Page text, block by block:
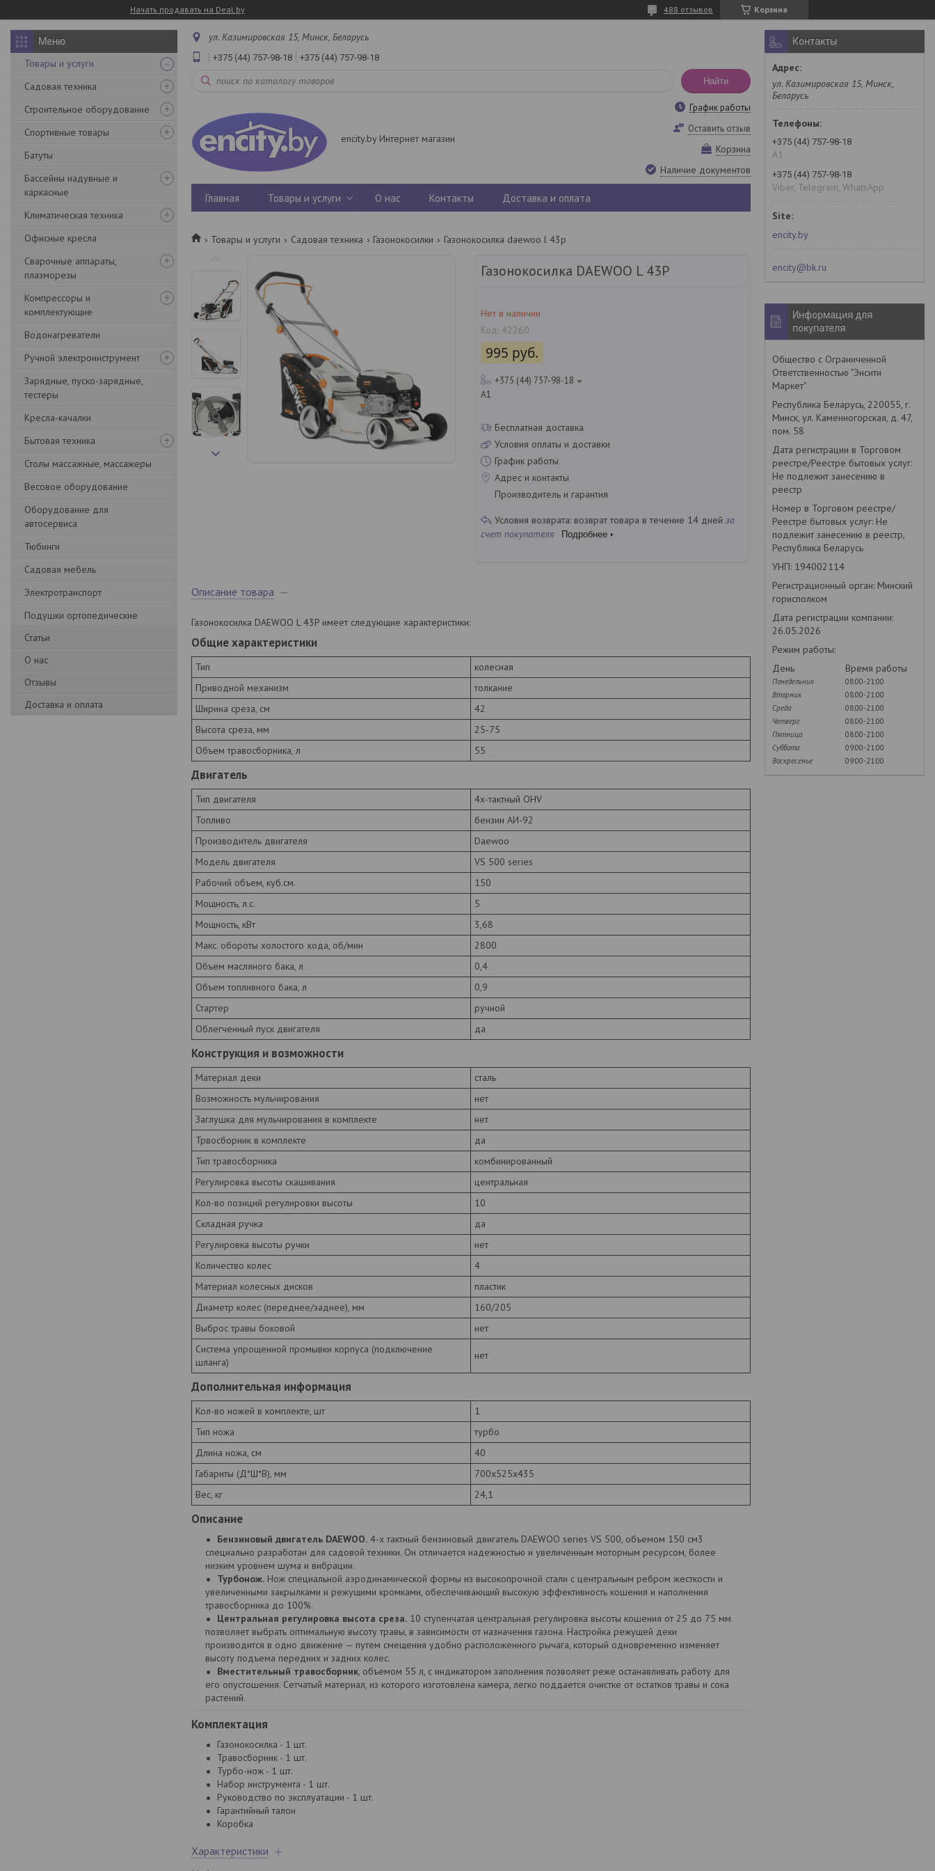
Начать продавать на Deal.by Корзина
488 отзывов
Товары и услуги
Садовая техника
Строительное оборудование
Спортивные товары
Батуты
Бассейны надувные и
каркасные
Климатическая техника
Офисные кресла
Сварочные аппараты,
плазморезы
Компрессоры и
комплектующие
Водонагреватели
Ручной электроинструмент
Зарядные, пуско-зарядные,
тестеры
Кресла-качалки
Бытовая техника
Столы массажные, массажеры
Весовое оборудование
Оборудование для
автосервиса
Тюбинги
Садовая мебель
Электротранспорт
Подушки ортопедические
Статьи
О нас
Отзывы
Доставка и оплата
ул. Казимировская 15, Минск, Беларусь
+375 (44) 757-98-18 +375 (44) 757-98-18
Найти
encity.by Интернет магазин
График работы
Оставить отзыв
Корзина
Наличие документов
Главная Товары и услуги О нас Контакты Доставка и оплата
Товары и услуги Садовая техника Газонокосилки Газонокосилка daewoo l 43p
Газонокосилка DAEWOO L 43P
Нет в наличии
Код: 42260
995 руб.
+375 (44) 757-98-18
A1
Бесплатная доставка
Условия оплаты и доставки
График работы
Адрес и контакты
Производитель и гарантия
возврат товара в течение 14 дней за
счет покупателя
Подробнее
Описание товара
Газонокосилка DAEWOO L 43P имеет следующие характеристики:
Общие характеристики
Тип
колесная
Приводной механизм
толкание
Ширина среза, см
42
Высота среза, мм
25-75
Объем травосборника, л
55
Двигатель
Тип двигателя
4х-тактный OHV
Топливо
бензин АИ-92
Производитель двигателя
Daewoo
Модель двигателя
VS 500 series
Рабочий объем, куб.см.
150
Мощность, л.с.
5
Мощность, кВт
3,68
Макс. обороты холостого хода, об/мин
2800
Объем масляного бака, л
0,4
Объем топливного бака, л
0,9
Стартер
ручной
Облегченный пуск двигателя
да
Конструкция и возможности
Материал деки
сталь
Возможность мульчирования
нет
Заглушка для мульчирования в комплекте
нет
Трвосборник в комплекте
да
Тип травосборника
комбинированный
Регулировка высоты скашивания
центральная
Кол-во позиций регулировки высоты
10
Складная ручка
да
Регулировка высоты ручки
нет
Количество колес
4
Материал колесных дисков
пластик
Диаметр колес (переднее/заднее), мм
160/205
Выброс травы боковой
нет
Система упрощенной промывки корпуса (подключение
шланга)
нет
Дополнительная информация
Кол-во ножей в комплекте, шт
1
Тип ножа
турбо
Длина ножа, см
40
Габариты (Д*Ш*В), мм
700х525х435
Вес, кг
24,1
Описание
Бензиновый двигатель DAEWOO. 4-х тактный бензиновый двигатель DAEWOO series VS 500, объемом 150 см3
специально разработан для садовой техники. Он отличается надежностью и увеличенным моторным ресурсом, более
низким уровнем шума и вибрации.
Турбонож. Нож специальной аэродинамической формы из высокопрочной стали с центральным ребром жесткости и
увеличенными закрылками и режущими кромками, обеспечивающий высокую эффективность кошения и наполнения
травосборника до 100%.
Центральная регулировка высота среза. 10 ступенчатая центральная регулировка высоты кошения от 25 до 75 мм
позволяет выбрать оптимальную высоту травы, в зависимости от назначения газона. Настройка режущей деки
производится в одно движение — путем смещения удобно расположенного рычага, который одновременно изменяет
высоту подъема передних и задних колес.
Вместительный травосборник, объемом 55 л, с индикатором заполнения позволяет реже останавливать работу для
его опустошения. Сетчатый материал, из которого изготовлена камера, легко поддается очистке от остатков травы и сока
растений.
Комплектация
Газонокосилка - 1 шт.
Травосборник - 1 шт.
Турбо-нож - 1 шт.
Набор инструмента - 1 шт.
Руководство по эксплуатации - 1 шт.
Гарантийный талон
Коробка
Характеристики
Контакты
ул. Казимировская 15, Минск,
Беларусь
+375 (44) 757-98-18
A1
+375 (44) 757-98-18
Viber, Telegram, WhatsApp
encity.by
encity@bk.ru
Информация для
покупателя
Общество с Ограниченной
Ответственностью "Энсити
Маркет"
Республика Беларусь, 220055, г.
Минск, ул. Каменногорская, д. 47,
пом. 58
Дата регистрации в Торговом
реестре/Реестре бытовых услуг:
Не подлежит занесению в
реестр
Номер в Торговом реестре/
Реестре бытовых услуг: Не
подлежит занесению в реестр,
Республика Беларусь
УНП: 194002114
Регистрационный орган: Минский
горисполком
Дата регистрации компании:
26.05.2026
Режим работы:
День
Время работы
Понедельник
08:00-21:00
Вторник
08:00-21:00
Среда
08:00-21:00
Четверг
08:00-21:00
Пятница
08:00-21:00
Суббота
09:00-21:00
Воскресенье
09:00-21:00